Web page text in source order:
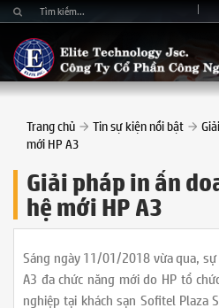
Trang chủ Tin sự kiện nổi bật
mới HP A3
Giải pháp in ấn
hệ mới HP A3
Sáng ngày 11/01/2018 vừa qua,
A3 đa chức năng mới do HP tổ
nghiệp tại khách sạn Sofitel Plaza